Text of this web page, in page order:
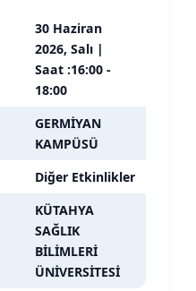
30 Haziran
2026, Salı |
Saat :16:00 -
18:00
GERMİYAN
KAMPÜSÜ
Diğer Etkinlikler
KÜTAHYA
SAĞLIK
BİLİMLERİ
ÜNİVERSİTESİ